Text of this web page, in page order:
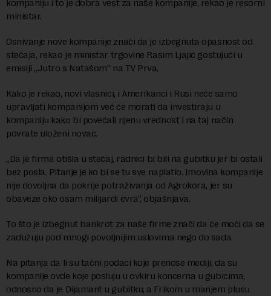
kompaniju i to je dobra vest za naše kompanije, rekao je resorni
ministar.
Osnivanje nove kompanije znači da je izbegnuta opasnost od
stečaja, rekao je ministar trgovine Rasim Ljajić gostujući u
emisiji „Jutro s Natašom“ na TV Prva.
Kako je rekao, novi vlasnici, i Amerikanci i Rusi neće samo
upravljati kompanijom već će morati da investiraju u
kompaniju kako bi povećali njenu vrednost i na taj način
povrate uloženi novac.
„Da je firma otišla u stečaj, radnici bi bili na gubitku jer bi ostali
bez posla. Pitanje je ko bi se tu sve naplatio. Imovina kompanije
nije dovoljna da pokrije potraživanja od Agrokora, jer su
obaveze oko osam milijardi evra“, objašnjava.
To što je izbegnut bankrot za naše firme znači da će moći da se
zadužuju pod mnogi povoljnijim uslovima nego do sada.
Na pitanja da li su tačni podaci koje prenose mediji, da su
kompanije ovde koje posluju u ovkiru koncerna u gubicima,
odnosno da je Dijamant u gubitku, a Frikom u manjem plusu